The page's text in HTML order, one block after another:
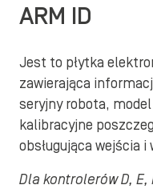
ARM ID
Jest to płytka
zawierająca
seryjny robota,
kalibracyjne
obsługująca wejścia
Dla kontrolerów D,